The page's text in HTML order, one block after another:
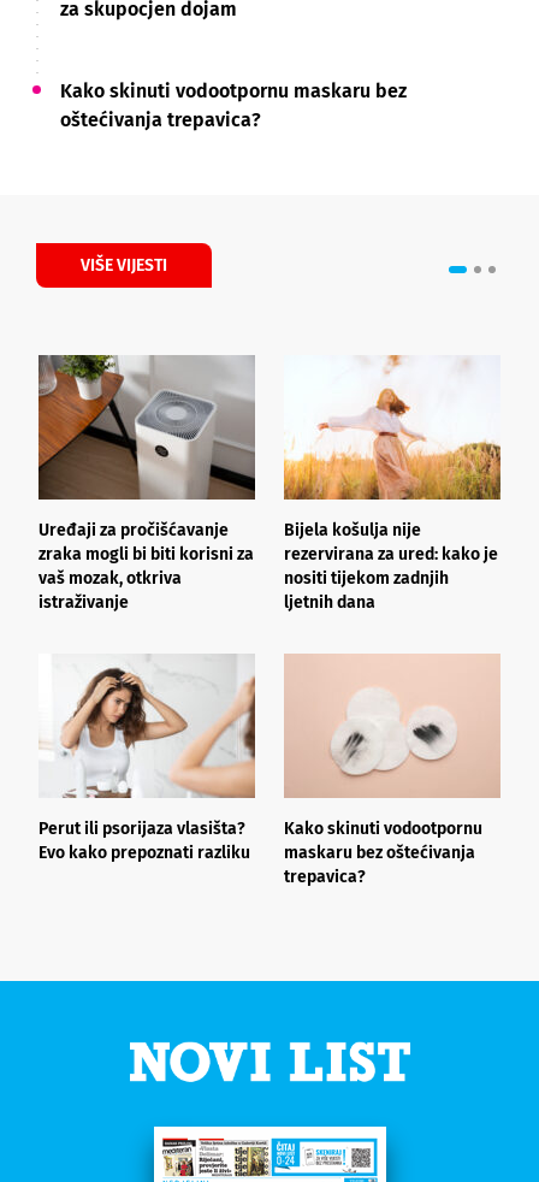
za skupocjen dojam
Kako skinuti vodootpornu maskaru bez
oštećivanja trepavica?
VIŠE VIJESTI
Uređaji za pročišćavanje
zraka mogli bi biti korisni za
vaš mozak, otkriva
istraživanje
Bijela košulja nije
rezervirana za ured: kako je
nositi tijekom zadnjih
ljetnih dana
Perut ili psorijaza vlasišta?
Evo kako prepoznati razliku
Kako skinuti vodootpornu
maskaru bez oštećivanja
trepavica?